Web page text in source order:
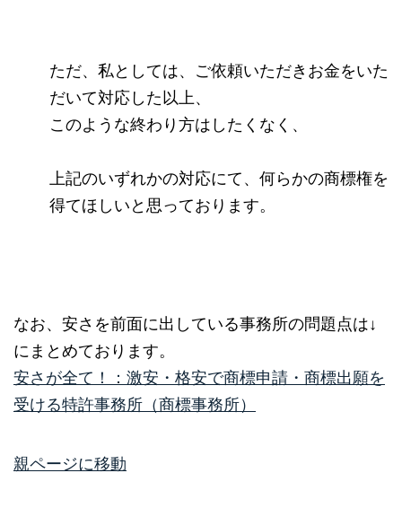
ただ、私としては、ご依頼いただきお金をいた
だいて対応した以上、
このような終わり方はしたくなく、
上記のいずれかの対応にて、何らかの商標権を
得てほしいと思っております。
なお、安さを前面に出している事務所の問題点は↓
にまとめております。
安さが全て！：激安・格安で商標申請・商標出願を
受ける特許事務所（商標事務所）
親ページに移動